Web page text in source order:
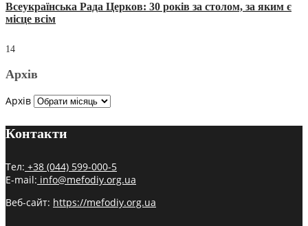
Всеукраїнська Рада Церков: 30 років за столом, за яким є
місце всім
14
Архів
Архів
Контакти
Тел: +38 (044) 599-000-5
E-mail: info@mefodiy.org.ua
Веб-сайт: https://mefodiy.org.ua